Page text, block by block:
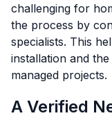
challenging for
the process by
specialists. This
installation and
managed projects.
A Verified